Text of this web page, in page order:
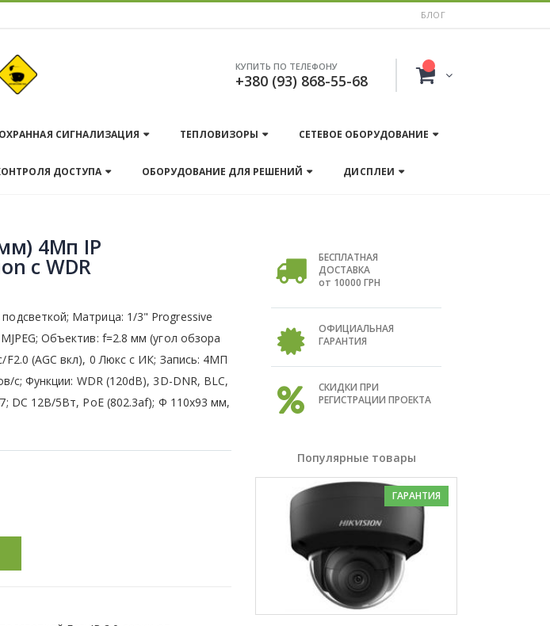
БЛОГ
КУПИТЬ ПО ТЕЛЕФОНУ
+380 (93) 868-55-68
ОХРАННАЯ СИГНАЛИЗАЦИЯ ТЕПЛОВИЗОРЫ СЕТЕВОЕ ОБОРУДОВАНИЕ
ДОСТУПА ОБОРУДОВАНИЕ ДЛЯ РЕШЕНИЙ ДИСПЛЕИ
мм) 4Мп IP
с WDR
Матрица: 1/3" Progressive
Объектив: f=2.8 мм (угол обзора
F2.0 (AGC вкл), 0 Люкс с ИК; Запись: 4МП
с; Функции: WDR (120dB), 3D-DNR, BLC,
DC 12В/5Вт, PoE (802.3af); Ф 110х93 мм,
БЕСПЛАТНАЯ
ДОСТАВКА
от 10000 ГРН
ОФИЦИАЛЬНАЯ
ГАРАНТИЯ
СКИДКИ ПРИ
РЕГИСТРАЦИИ ПРОЕКТА
Популярные товары
ГАРАНТИЯ